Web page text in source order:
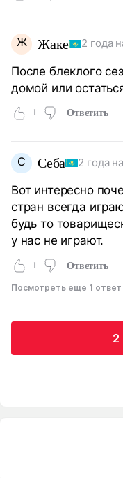
Ж Жаке 2 года
После блеклого
домой или
1 Ответить
С Себа 2 года
Вот интересно
стран всегда
будь то
у нас не играют.
1 Ответить
Посмотреть еще 1 ответ
2